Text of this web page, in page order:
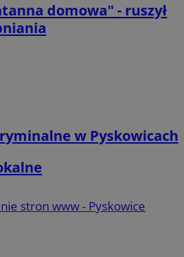
domowa" - ruszył
w Pyskowicach
stron www - Pyskowice